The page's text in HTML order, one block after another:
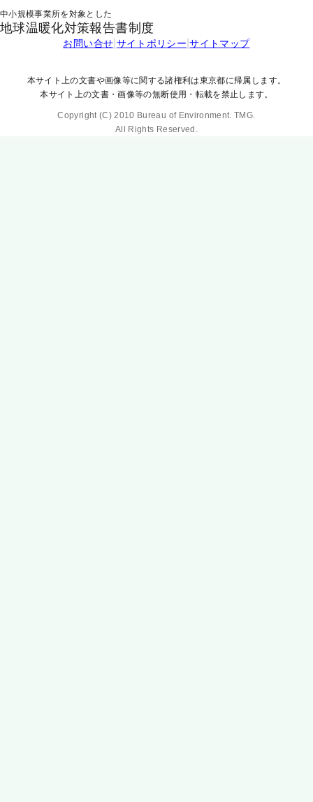
中小規模事業所を対象とした
地球温暖化対策報告書制度
お問い合せ|サイトポリシー|サイトマップ
本サイト上の文書や画像等に関する諸権利は東京都に帰属します。
本サイト上の文書・画像等の無断使用・転載を禁止します。
Copyright (C) 2010 Bureau of Environment. TMG.
All Rights Reserved.